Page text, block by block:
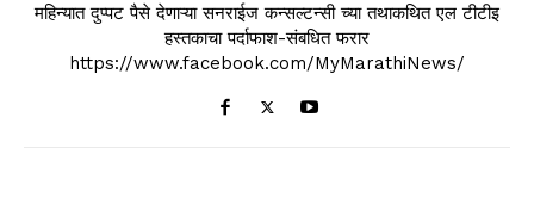
महिन्यात दुप्पट पैसे देणाऱ्या सनराईज कन्सल्टन्सी च्या तथाकथित एल टीटीइ
हस्तकाचा पर्दाफाश-संबधित फरार
https://www.facebook.com/MyMarathiNews/